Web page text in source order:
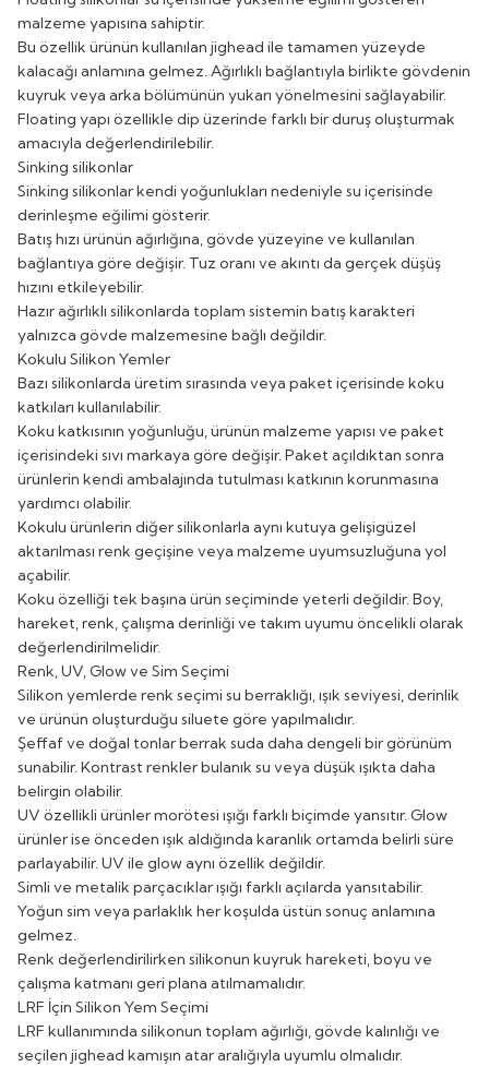
malzeme yapısına sahiptir.
Bu özellik ürünün kullanılan jighead ile tamamen yüzeyde
kalacağı anlamına gelmez. Ağırlıklı bağlantıyla birlikte gövdenin
kuyruk veya arka bölümünün yukarı yönelmesini sağlayabilir.
Floating yapı özellikle dip üzerinde farklı bir duruş oluşturmak
amacıyla değerlendirilebilir.
Sinking silikonlar
Sinking silikonlar kendi yoğunlukları nedeniyle su içerisinde
derinleşme eğilimi gösterir.
Batış hızı ürünün ağırlığına, gövde yüzeyine ve kullanılan
bağlantıya göre değişir. Tuz oranı ve akıntı da gerçek düşüş
hızını etkileyebilir.
Hazır ağırlıklı silikonlarda toplam sistemin batış karakteri
yalnızca gövde malzemesine bağlı değildir.
Kokulu Silikon Yemler
Bazı silikonlarda üretim sırasında veya paket içerisinde koku
katkıları kullanılabilir.
Koku katkısının yoğunluğu, ürünün malzeme yapısı ve paket
içerisindeki sıvı markaya göre değişir. Paket açıldıktan sonra
ürünlerin kendi ambalajında tutulması katkının korunmasına
yardımcı olabilir.
Kokulu ürünlerin diğer silikonlarla aynı kutuya gelişigüzel
aktarılması renk geçişine veya malzeme uyumsuzluğuna yol
açabilir.
Koku özelliği tek başına ürün seçiminde yeterli değildir. Boy,
hareket, renk, çalışma derinliği ve takım uyumu öncelikli olarak
değerlendirilmelidir.
Renk, UV, Glow ve Sim Seçimi
Silikon yemlerde renk seçimi su berraklığı, ışık seviyesi, derinlik
ve ürünün oluşturduğu siluete göre yapılmalıdır.
Şeffaf ve doğal tonlar berrak suda daha dengeli bir görünüm
sunabilir. Kontrast renkler bulanık su veya düşük ışıkta daha
belirgin olabilir.
UV özellikli ürünler morötesi ışığı farklı biçimde yansıtır. Glow
ürünler ise önceden ışık aldığında karanlık ortamda belirli süre
parlayabilir. UV ile glow aynı özellik değildir.
Simli ve metalik parçacıklar ışığı farklı açılarda yansıtabilir.
Yoğun sim veya parlaklık her koşulda üstün sonuç anlamına
gelmez.
Renk değerlendirilirken silikonun kuyruk hareketi, boyu ve
çalışma katmanı geri plana atılmamalıdır.
LRF İçin Silikon Yem Seçimi
LRF kullanımında silikonun toplam ağırlığı, gövde kalınlığı ve
seçilen jighead kamışın atar aralığıyla uyumlu olmalıdır.